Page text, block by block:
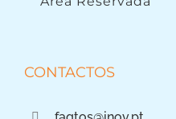
CONTACTOS